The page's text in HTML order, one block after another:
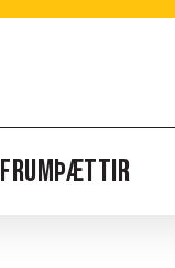
FRUMÞÆTTIR